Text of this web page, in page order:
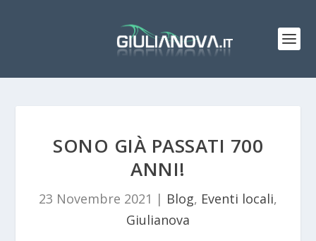
SONO GIÀ PASSATI 700
ANNI!
23 Novembre 2021 | Blog, Eventi locali,
Giulianova